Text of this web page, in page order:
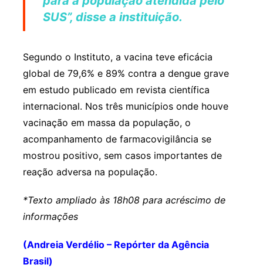
SUS”, disse a instituição.
Segundo o Instituto, a vacina teve eficácia
global de 79,6% e 89% contra a dengue grave
em estudo publicado em revista científica
internacional. Nos três municípios onde houve
vacinação em massa da população, o
acompanhamento de farmacovigilância se
mostrou positivo, sem casos importantes de
reação adversa na população.
*Texto ampliado às 18h08 para acréscimo de
informações
(Andreia Verdélio – Repórter da Agência
Brasil)